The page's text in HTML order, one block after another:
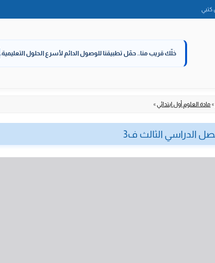
كتبي
خلّك قريب منا.. حمّل تطبيقنا للوصول الدائم لأسرع الحلول التعليمية.
» مادة العلوم أول ابتدائي»
الدراسي الثالث ف3